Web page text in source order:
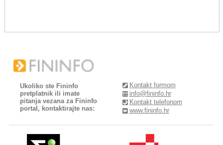
Ukoliko ste Fininfo
pretplatnik ili imate
pitanja vezana za Fininfo
portal, kontaktirajte nas:
Kontakt formom
info@fininfo.hr
Kontakt telefonom
www.fininfo.hr